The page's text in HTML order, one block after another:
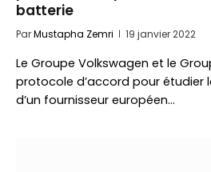
batterie
ParMustapha Zemri 19 janvier 2022
Le Groupe Volkswagen et le
protocole d’accord pour étudier
d’un fournisseur européen…